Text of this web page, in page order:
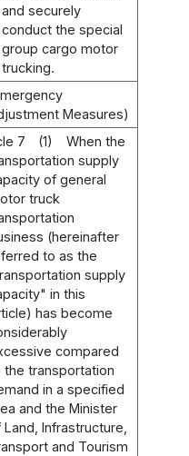
and securely
conduct the special
group cargo motor
trucking.
Measures)
7 (1)
When the
supply
of general
truck
(hereinafter
to as the
supply
in this
has become
compared
the transportation
in a specified
and the Minister
Land, Infrastructure,
and Tourism